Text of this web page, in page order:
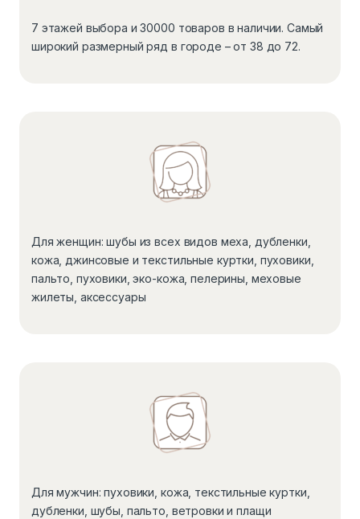
7 этажей выбора и 30000 товаров в наличии. Самый
широкий размерный ряд в городе – от 38 до 72.
Для женщин: шубы из всех видов меха, дубленки,
кожа, джинсовые и текстильные куртки, пуховики,
пальто, пуховики, эко-кожа, пелерины, меховые
жилеты, аксессуары
Для мужчин: пуховики, кожа, текстильные куртки,
дубленки, шубы, пальто, ветровки и плащи